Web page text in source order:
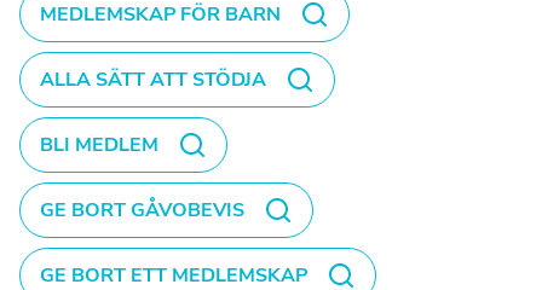
MEDLEMSKAP FÖR BARN
ALLA SÄTT ATT STÖDJA
BLI MEDLEM
GE BORT GÅVOBEVIS
GE BORT ETT MEDLEMSKAP